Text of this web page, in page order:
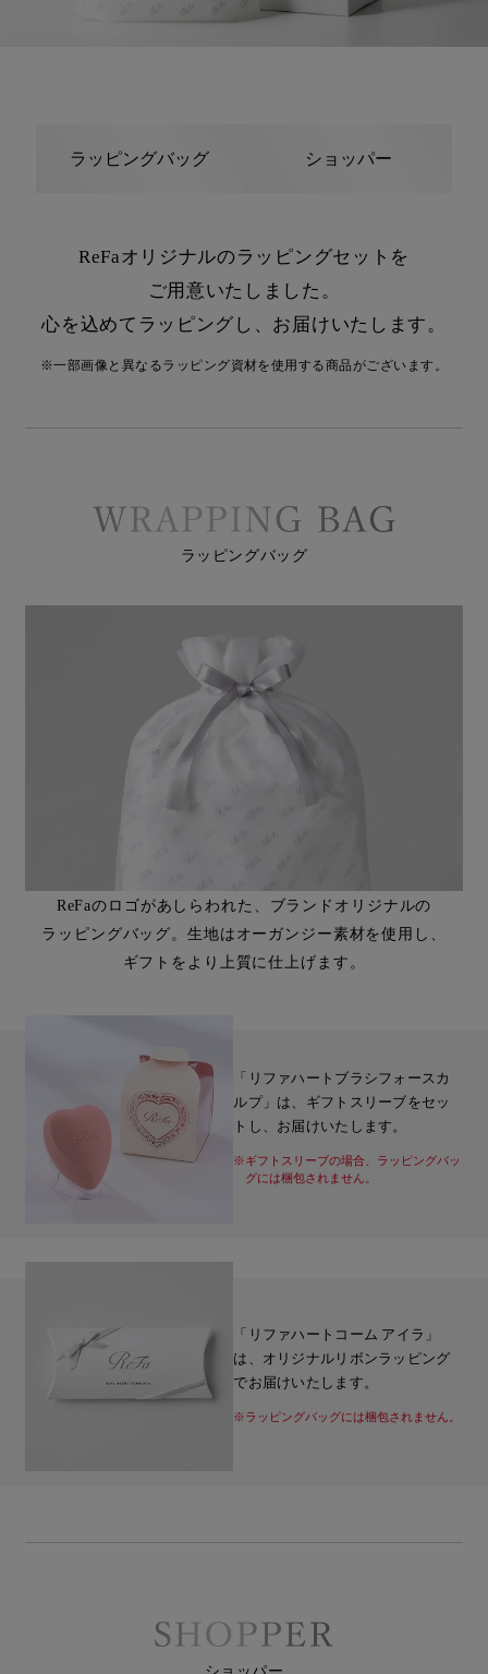
ラッピングバッグ ショッパー
ReFaオリジナルのラッピングセットを
ご用意いたしました。
心を込めてラッピングし、お届けいたします。
※一部画像と異なるラッピング資材を使用する商品がございます。
ラッピングバッグ
ReFaのロゴがあしらわれた、ブランドオリジナルの
ラッピングバッグ。生地はオーガンジー素材を使用し、
ギフトをより上質に仕上げます。
「リファハートブラシフォースカ
ルプ」は、ギフトスリーブをセッ
トし、お届けいたします。
※ギフトスリーブの場合、ラッピングバッ
グには梱包されません。
「リファハートコーム アイラ」
は、オリジナルリボンラッピング
でお届けいたします。
※ラッピングバッグには梱包されません。
ショッパー